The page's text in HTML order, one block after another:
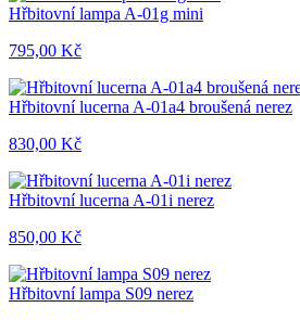
Hřbitovní lampa A-01g mini
795,00 Kč
Hřbitovní lucerna A-01a4 broušená nerez
830,00 Kč
Hřbitovní lucerna A-01i nerez
850,00 Kč
Hřbitovní lampa S09 nerez